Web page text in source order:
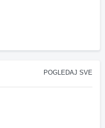
POGLEDAJ SVE